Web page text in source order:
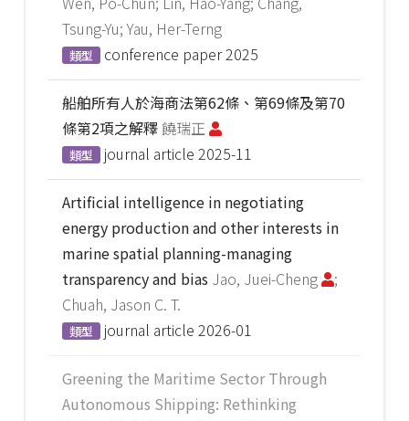
Tsung-Yu; Yau, Her-Terng
類型 conference paper2025
船舶所有人於海商法第62條、第69條及第70
條第2項之解釋饒瑞正
類型 journal article 2025-11
Artificial intelligence in negotiating
energy production and other interests in
marine spatial planning-managing
transparency and bias Jao, Juei-Cheng
;
Chuah, Jason C. T.
類型 journal article 2026-01
Greening the Maritime Sector Through
Autonomous Shipping: Rethinking